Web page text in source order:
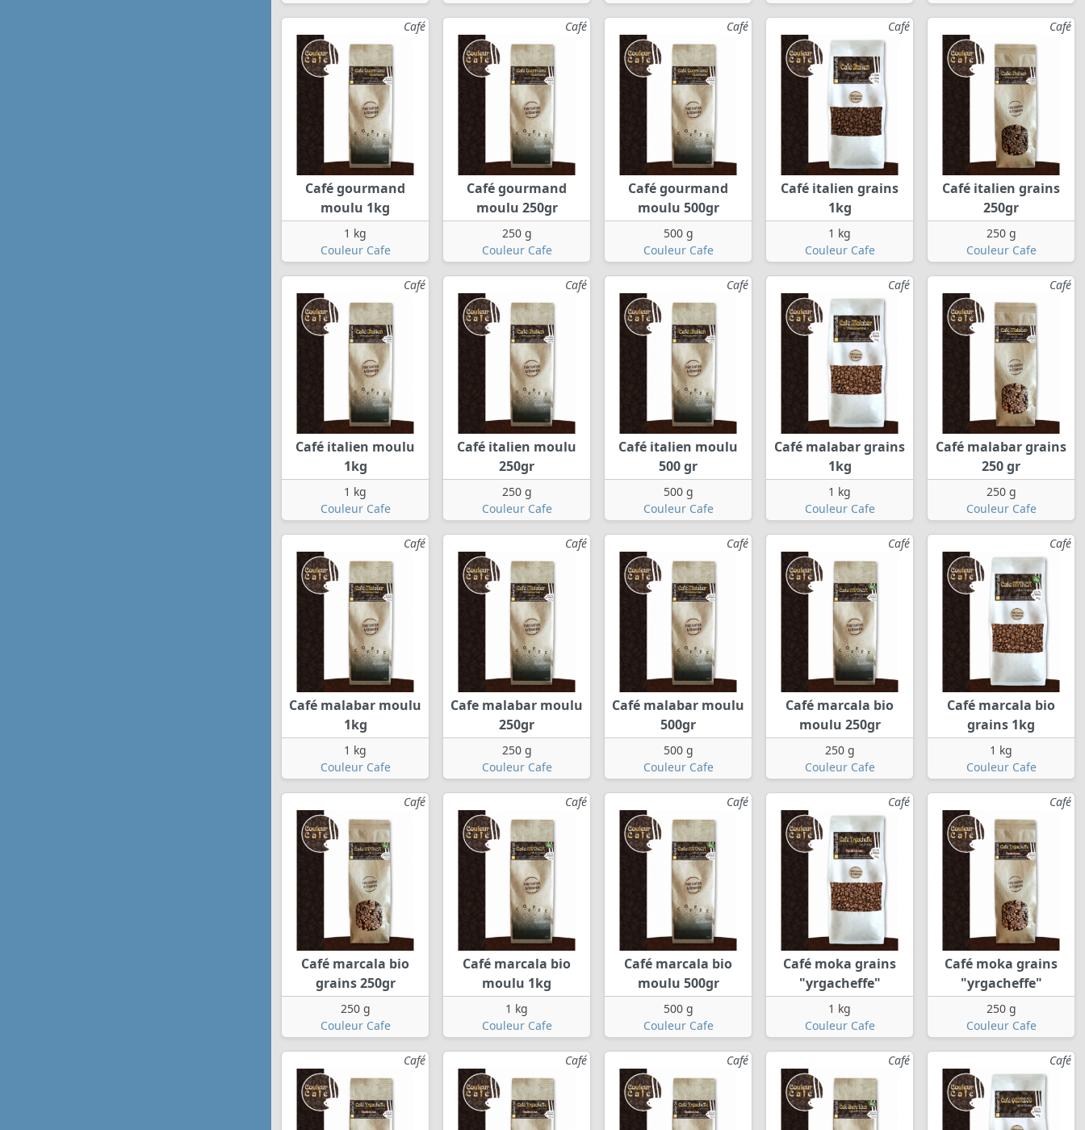
Café
Café gourmand
moulu 1kg
1 kg
Couleur Cafe
Café
Café gourmand
moulu 250gr
250 g
Couleur Cafe
Café
Café gourmand
moulu 500gr
500 g
Couleur Cafe
Café
Café italien grains
1kg
1 kg
Couleur Cafe
Café
Café italien grains
250gr
250 g
Couleur Cafe
Café
Café italien moulu
1kg
1 kg
Couleur Cafe
Café
Café italien moulu
250gr
250 g
Couleur Cafe
Café
Café italien moulu
500 gr
500 g
Couleur Cafe
Café
Café malabar grains
1kg
1 kg
Couleur Cafe
Café
Café malabar grains
250 gr
250 g
Couleur Cafe
Café
Café malabar moulu
1kg
1 kg
Couleur Cafe
Café
Cafe malabar moulu
250gr
250 g
Couleur Cafe
Café
Café malabar moulu
500gr
500 g
Couleur Cafe
Café
Café marcala bio
moulu 250gr
250 g
Couleur Cafe
Café
Café marcala bio
grains 1kg
1 kg
Couleur Cafe
Café
Café marcala bio
grains 250gr
250 g
Couleur Cafe
Café
Café marcala bio
moulu 1kg
1 kg
Couleur Cafe
Café
Café marcala bio
moulu 500gr
500 g
Couleur Cafe
Café
Café moka grains
"yrgacheffe"
1 kg
Couleur Cafe
Café
Café moka grains
"yrgacheffe"
250 g
Couleur Cafe
Café Café Café Café Café